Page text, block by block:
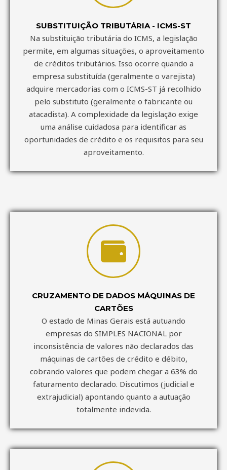
SUBSTITUIÇÃO TRIBUTÁRIA - ICMS-ST
Na substituição tributária do ICMS, a legislação
permite, em algumas situações, o aproveitamento
de créditos tributários. Isso ocorre quando a
empresa substituída (geralmente o varejista)
adquire mercadorias com o ICMS-ST já recolhido
pelo substituto (geralmente o fabricante ou
atacadista). A complexidade da legislação exige
uma análise cuidadosa para identificar as
oportunidades de crédito e os requisitos para seu
aproveitamento.
CRUZAMENTO DE DADOS MÁQUINAS DE
CARTÕES
O estado de Minas Gerais está autuando
empresas do SIMPLES NACIONAL por
inconsistência de valores não declarados das
máquinas de cartões de crédito e débito,
cobrando valores que podem chegar a 63% do
faturamento declarado. Discutimos (judicial e
extrajudicial) apontando quanto a autuação
totalmente indevida.